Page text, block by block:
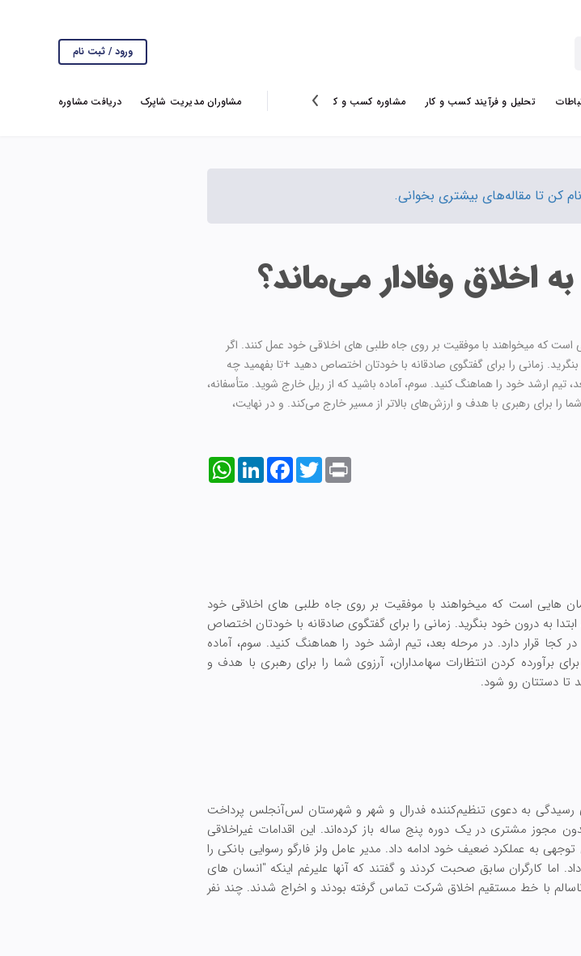
ورود / ثبت نام
تحلیل و فرآیند کسب و کار مشاوره کسب و کار گزارش ها ویروس کرونامشاوران مدیریت شاپرک دریافت مشاوره
کن تا مقاله‌های بیشتری بخوانی.
اخلاق وفادار می‌ماند؟
است که میخواهند با موفقیت بر روی جاه طلبی های اخلاقی خود عمل کنند. اگر
زمانی را برای گفتگوی صادقانه با خودتان اختصاص دهید +تا بفهمید چه
ارشد خود را هماهنگ کنید. سوم، آماده باشید که از ریل خارج شوید. متأسفانه،
را برای رهبری با هدف و ارزش‌های بالاتر از مسیر خارج می‌کند. و در نهایت،
WhatsAppLinkedInFacebookTwitterPrint
هایی است که میخواهند با موفقیت بر روی جاه طلبی های اخلاقی خود
به درون خود بنگرید. زمانی را برای گفتگوی صادقانه با خودتان اختصاص
قرار دارد. در مرحله بعد، تیم ارشد خود را هماهنگ کنید. سوم، آماده
برآورده کردن انتظارات سهامداران، آرزوی شما را برای رهبری با هدف و
تا دستتان رو شود.
اعلام کرد که 185 میلیون دلار برای رسیدگی به دعوی تنظیم‌کننده فدرال و شهر و شهرستان لس‌آنجلس پرداخت
کارمندان 1.5 میلیون حساب بدون مجوز مشتری در یک دوره پنج ساله باز کرده‌اند. این اقدامات غیراخلاقی
به عملکرد ضعیف خود ادامه داد. مدیر عامل ولز فارگو رسوایی بانکی را
که اخراج شدند (حدود 5000 نفر) نسبت داد. اما کارگران سابق صحبت کردند و گفتند که آنها علیرغم اینکه "انسان های
با خط مستقیم اخلاق شرکت تماس گرفته بودند و اخراج شدند. چند نفر